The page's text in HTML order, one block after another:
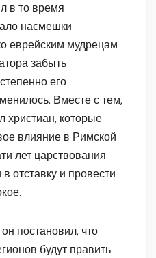
в то время
насмешки
еврейским мудрецам
забыть
его
Вместе с тем,
христиан, которые
влияние в Римской
лет царствования
отставку и провести
постановил, что
будут править